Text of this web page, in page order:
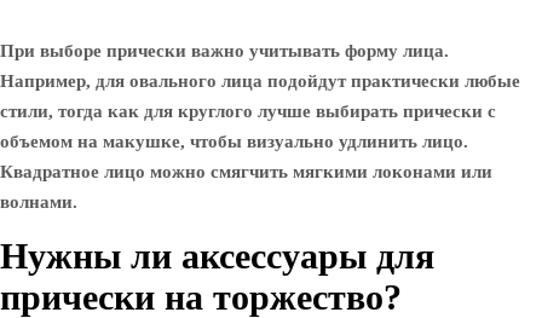
При выборе прически важно учитывать форму лица.
Например, для овального лица подойдут практически любые
стили, тогда как для круглого лучше выбирать прически с
объемом на макушке, чтобы визуально удлинить лицо.
Квадратное лицо можно смягчить мягкими локонами или
волнами.
Нужны ли аксессуары для
прически на торжество?